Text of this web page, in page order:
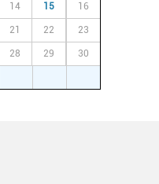
14 15 16
21 22 23
28 29 30